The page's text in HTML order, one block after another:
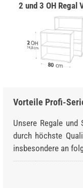
2 und 3 OH Regal
Vorteile Profi-
Unsere Regale und
durch höchste
insbesondere an